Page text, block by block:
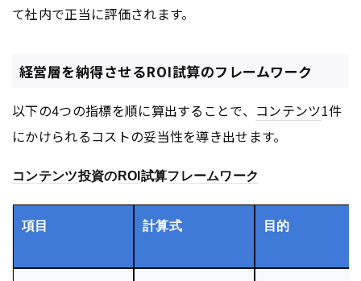
て社内で正当に評価されます。
経営層を納得させるROI試算のフレームワーク
以下の4つの指標を順に算出することで、 コンテンツ1件
にかけられるコストの妥当性を導き出せます。
コンテンツ投資の ROI 試算フレームワーク
項目 計算式 目的